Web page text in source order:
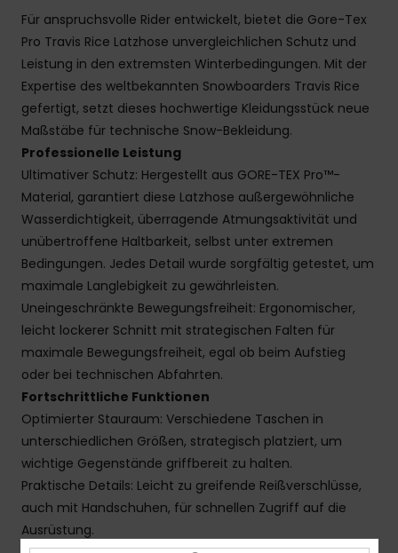
Für anspruchsvolle Rider entwickelt, bietet die Gore-Tex
Pro Travis Rice Latzhose unvergleichlichen Schutz und
Leistung in den extremsten Winterbedingungen. Mit der
Expertise des weltbekannten Snowboarders Travis Rice
gefertigt, setzt dieses hochwertige Kleidungsstück neue
Maßstäbe für technische Snow-Bekleidung.
Professionelle Leistung
Ultimativer Schutz: Hergestellt aus GORE-TEX Pro™-
Material, garantiert diese Latzhose außergewöhnliche
Wasserdichtigkeit, überragende Atmungsaktivität und
unübertroffene Haltbarkeit, selbst unter extremen
Bedingungen. Jedes Detail wurde sorgfältig getestet, um
maximale Langlebigkeit zu gewährleisten.
Uneingeschränkte Bewegungsfreiheit: Ergonomischer,
leicht lockerer Schnitt mit strategischen Falten für
maximale Bewegungsfreiheit, egal ob beim Aufstieg
oder bei technischen Abfahrten.
Fortschrittliche Funktionen
Optimierter Stauraum: Verschiedene Taschen in
unterschiedlichen Größen, strategisch platziert, um
wichtige Gegenstände griffbereit zu halten.
Praktische Details: Leicht zu greifende Reißverschlüsse,
auch mit Handschuhen, für schnellen Zugriff auf die
Ausrüstung.